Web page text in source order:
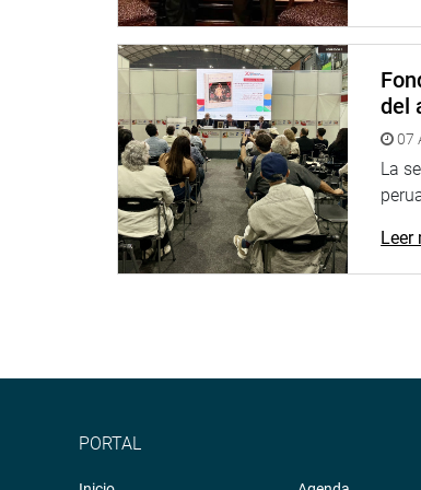
Además, indicó que esta norma,
Juan Burgos, Digna Calle, Jorge
liquidez al mercado y con ello ayudar
ingresos sobre todo de los pequeños
DESPACHO DEL CONGRESISTA JOSÉ
del
07
La
Leer
PORTAL